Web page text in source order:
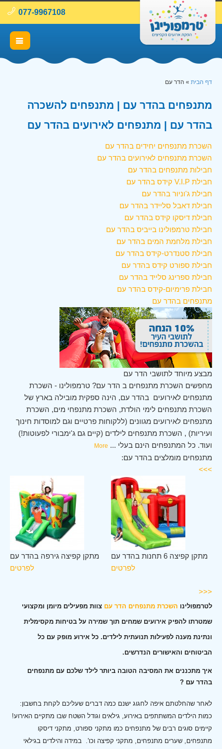
077-9967108
דף הבית » הדר עם
מתנפחים בהדר עם | מתנפחים להשכרה
בהדר עם | מתנפחים לאירועים בהדר עם
השכרת מתנפחים יחידים בהדר עם
השכרת מתנפחים לאירועים בהדר עם
חבילות מתנפחים בהדר עם
חבילת V.I.P קידס בהדר עם
חבילת ג'וניור בהדר עם
חבילת דאבל סליידר בהדר עם
חבילת דיסקו קידס בהדר עם
חבילת טרמפולינו בייביס בהדר עם
חבילת מלחמת המים בהדר עם
חבילת סטנדרט-קידס בהדר עם
חבילת ספורט קידס בהדר עם
חבילת ספרינג סלייד בהדר עם
חבילת פרימיום-קידס בהדר עם
מתנפחים בהדר עם
מבצע מיוחד לתושבי הדר עם
מחפשים השכרת מתנפחים ב הדר עם? טרמפולינו - השכרת
מתנפחים לאירועים בהדר עם, הינה ספקית מובילה בארץ של
השכרת מתנפחים לימי הולדת, השכרת מתנפחי מים, השכרת
מתנפחים לאירועים מגוונים (ללקוחות פרטיים וגם למוסדות חינוך
ועיריות) , השכרת מתנפחים לילדים (קיים גם ג'ימבורי לפעוטות!)
ועוד. כל המתנפחים הינם בעלי ...
More
מתנפחים מומלצים בהדר עם:
>>>
מתקן קפיצה גירפה בהדר עם
לפרטים
מתקן קפיצה 6 תחנות בהדר עם
לפרטים
<<<
לטרמפולינו השכרת מתנפחים הדר עם צוות מפעילים מיומן ומקצועי
שמטרתו להפיק אירועים שמחים תוך שמירה על בטיחות מקסימלית
ונתינת מענה לפעילות תנועתית לילדים. כל אירוע מופק עם כל
הביטוחים והאישורים הנדרשים.
איך מתכננים את המסיבה הטובה ביותר לילד שלכם עם מתנפחים
בהדר עם ?
לאחר שהחלטתם איפה לחגוג ישנם כמה דברים שעליכם לקחת בחשבון:
כמות הילדים המשתתפים באירוע, גילאים וגודל השטח שבו מתקיים האירוע!
קיימים סוגים רבים של מתנפחים כמו מתקני ספורט, מתקני דיסקו
מתנפחים, שערים מתנפחים, מתקני קפיצה וכו'. במידה והילדים בגילאי